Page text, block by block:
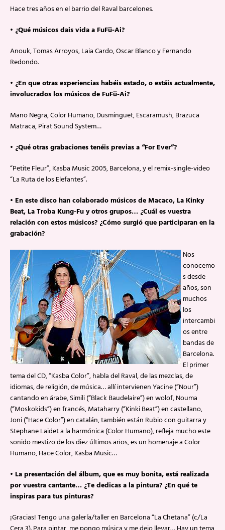
Hace tres años en el barrio del Raval barcelones.
• ¿Qué músicos dais vida a FuFü-Ai?
Anouk, Tomas Arroyos, Laia Cardo, Oscar Blanco y Fernando
Redondo.
• ¿En que otras experiencias habéis estado, o estáis actualmente,
involucrados los músicos de FuFü-Ai?
Mano Negra, Color Humano, Dusminguet, Escaramush, Brazuca
Matraca, Pirat Sound System…
• ¿Qué otras grabaciones tenéis previas a “For Ever”?
“Petite Fleur”, Kasba Music 2005, Barcelona, y el remix-single-video
“La Ruta de los Elefantes”.
• En este disco han colaborado músicos de Macaco, La Kinky
Beat, La Troba Kung-Fu y otros grupos… ¿Cuál es vuestra
relación con estos músicos? ¿Cómo surgió que participaran en la
grabación?
Nos
conocemo
s desde
años, son
muchos
los
intercambi
os entre
bandas de
Barcelona.
El primer
tema del CD, “Kasba Color”, habla del Raval, de las mezclas, de
idiomas, de religión, de música… allí intervienen Yacine (“Nour”)
cantando en árabe, Simili (“Black Baudelaire”) en wolof, Nouma
(“Moskokids”) en francés, Mataharry (“Kinki Beat”) en castellano,
Joni (“Hace Color”) en catalán, también están Rubio con guitarra y
Stephane Laidet a la harmónica (Color Humano), refleja mucho este
sonido mestizo de los diez últimos años, es un homenaje a Color
Humano, Hace Color, Kasba Music…
• La presentación del álbum, que es muy bonita, está realizada
por vuestra cantante… ¿Te dedicas a la pintura? ¿En qué te
inspiras para tus pinturas?
¡Gracias! Tengo una galería/taller en Barcelona “La Chetana” (c/La